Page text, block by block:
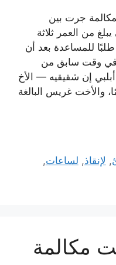
جرت بين
من العمر ثلاثة
للمساعدة بعد أن
في وقت سابق من
إن شقيقيه — الأخ
والأخت غريس البالغة
, لإنقاذ, لساعات,
مكالمة